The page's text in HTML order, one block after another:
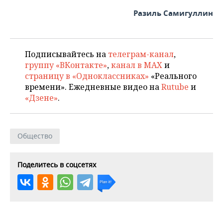
Разиль Самигуллин
Подписывайтесь на телеграм-канал,
группу «ВКонтакте»,канал в MAXи
страницу в «Одноклассниках» «Реального
времени». Ежедневные видео наRutube и
«Дзене».
Общество
Поделитесь в соцсетях